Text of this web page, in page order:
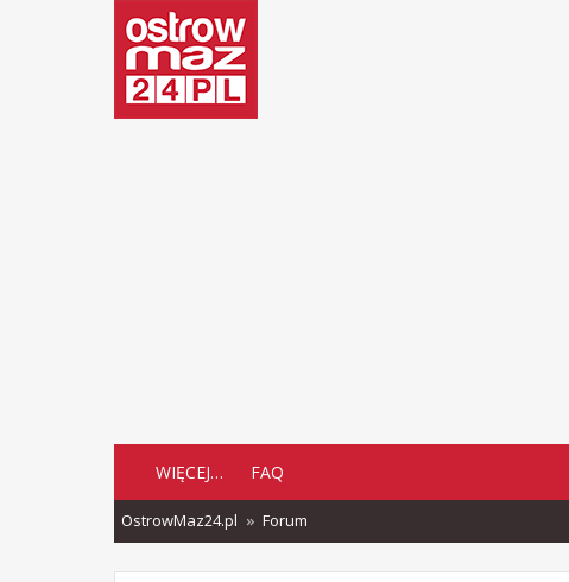
WIĘCEJ… FAQ
OstrowMaz24.pl Forum